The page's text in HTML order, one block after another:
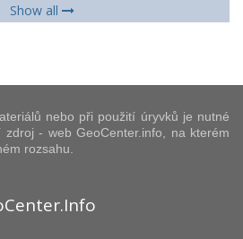
Show all
nebo při použití úryvků je nutné
- web GeoCenter.info, na kterém
rozsahu.